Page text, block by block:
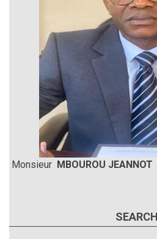
Monsieur MBOUROU JEANNOT
SEARCH